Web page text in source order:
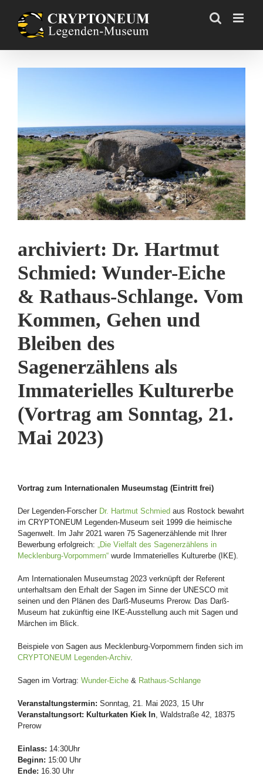
content
archiviert: Dr. Hartmut
Schmied: Wunder-Eiche
& Rathaus-Schlange. Vom
Kommen, Gehen und
Bleiben des
Sagenerzählens als
Immaterielles Kulturerbe
(Vortrag am Sonntag, 21.
Mai 2023)
Vortrag zum Internationalen Museumstag (Eintritt frei)
Der Legenden-Forscher Dr. Hartmut Schmied aus Rostock bewahrt
im CRYPTONEUM Legenden-Museum seit 1999 die heimische
Sagenwelt. Im Jahr 2021 waren 75 Sagenerzählende mit Ihrer
Bewerbung erfolgreich: „Die Vielfalt des Sagenerzählens in
Mecklenburg-Vorpommern“ wurde Immaterielles Kulturerbe (IKE).
Am Internationalen Museumstag 2023 verknüpft der Referent
unterhaltsam den Erhalt der Sagen im Sinne der UNESCO mit
seinen und den Plänen des Darß-Museums Prerow. Das Darß-
Museum hat zukünftig eine IKE-Ausstellung auch mit Sagen und
Märchen im Blick.
Beispiele von Sagen aus Mecklenburg-Vorpommern finden sich im
CRYPTONEUM Legenden-Archiv.
Sagen im Vortrag: Wunder-Eiche & Rathaus-Schlange
Veranstaltungstermin: Sonntag, 21. Mai 2023, 15 Uhr
Veranstaltungsort: Kulturkaten Kiek In, Waldstraße 42, 18375
Prerow
Einlass: 14:30Uhr
Beginn: 15:00 Uhr
Ende: 16.30 Uhr